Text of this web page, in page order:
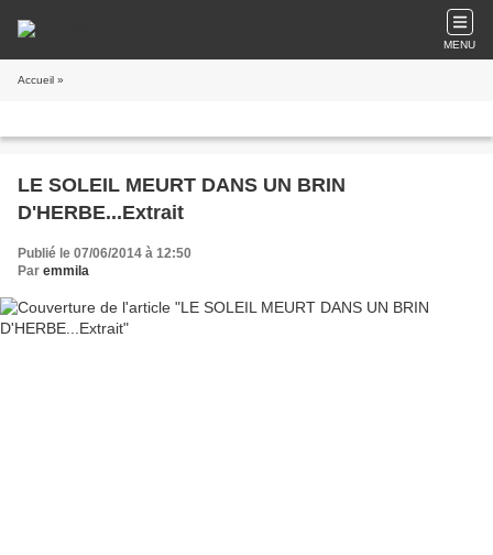
MENU
Accueil »
LE SOLEIL MEURT DANS UN BRIN
D'HERBE...Extrait
Publié le 07/06/2014 à 12:50
Par emmila